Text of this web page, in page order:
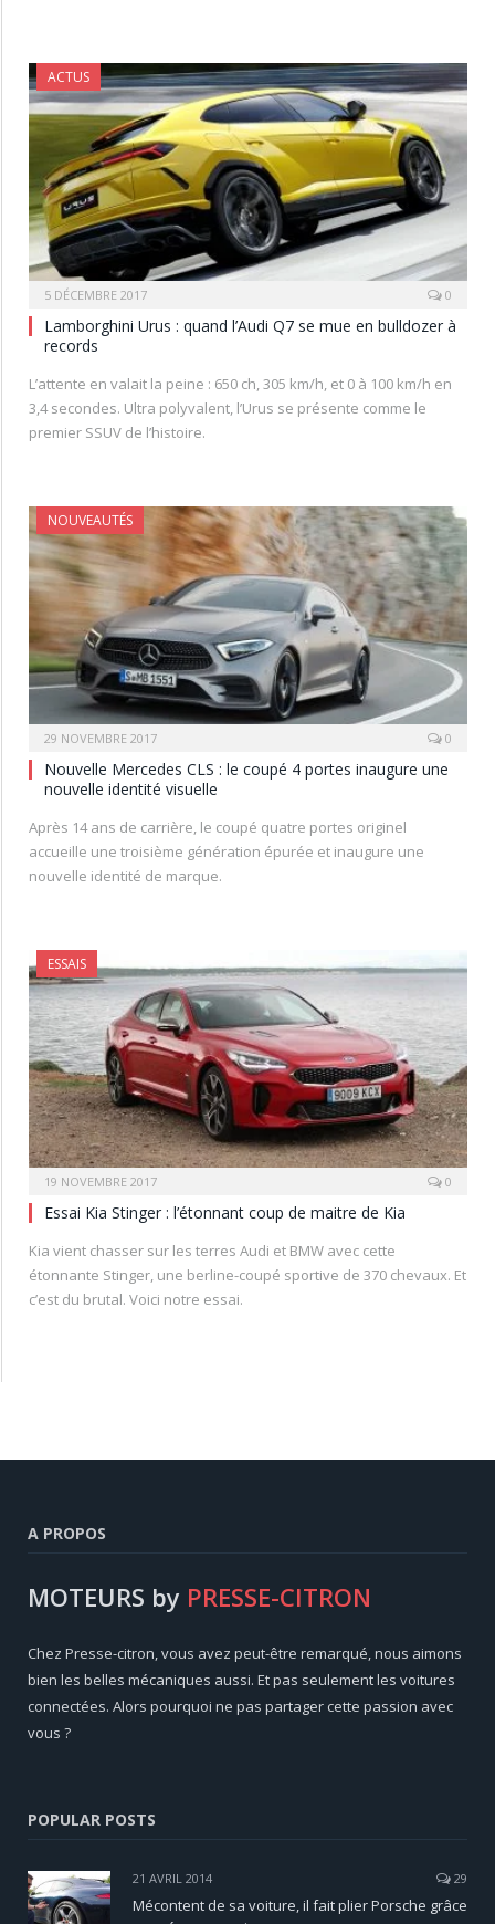
ACTUS
5 DÉCEMBRE 2017 0
Lamborghini Urus : quand l’Audi Q7 se mue en bulldozer à
records
L’attente en valait la peine : 650 ch, 305 km/h, et 0 à 100 km/h en
3,4 secondes. Ultra polyvalent, l’Urus se présente comme le
premier SSUV de l’histoire.
NOUVEAUTÉS
29 NOVEMBRE 2017 0
Nouvelle Mercedes CLS : le coupé 4 portes inaugure une
nouvelle identité visuelle
Après 14 ans de carrière, le coupé quatre portes originel
accueille une troisième génération épurée et inaugure une
nouvelle identité de marque.
ESSAIS
19 NOVEMBRE 2017 0
Essai Kia Stinger : l’étonnant coup de maitre de Kia
Kia vient chasser sur les terres Audi et BMW avec cette
étonnante Stinger, une berline-coupé sportive de 370 chevaux. Et
c’est du brutal. Voici notre essai.
A PROPOS
MOTEURS by PRESSE-CITRON
Chez Presse-citron, vous avez peut-être remarqué, nous aimons
bien les belles mécaniques aussi. Et pas seulement les voitures
connectées. Alors pourquoi ne pas partager cette passion avec
vous ?
POPULAR POSTS
21 AVRIL 2014 29
Mécontent de sa voiture, il fait plier Porsche grâce